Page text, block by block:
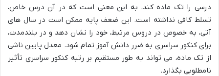
درسی را تک ماده کند، به این معنی است که در آن درس خاص،
تسلط کافی نداشته است. این ضعف پایه ممکن است در سال های
آتی، به خصوص در دروس مرتبط، خود را نشان دهد و در بلندمدت،
برای کنکور سراسری به ضرر دانش آموز تمام شود. معدل پایین ناشی
از تک ماده، می تواند به طور مستقیم بر رتبه کنکور سراسری تأثیر
نامطلوبی بگذارد.